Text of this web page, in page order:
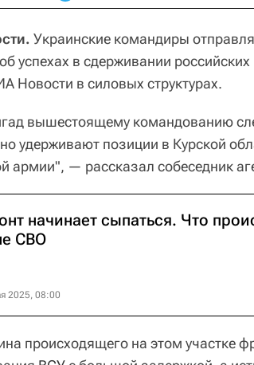
Украинские командиры
успехах в сдерживании российских
Новости в силовых структурах.
вышестоящему командованию
удерживают позиции в Курской
армии", — рассказал собеседник
начинает сыпаться. Что
СВО
2025, 08:00
происходящего на этом участке